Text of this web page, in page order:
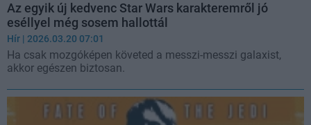
Az egyik új kedvenc Star Wars karakteremről jó
eséllyel még sosem hallottál
Hír | 2026.03.20 07:01
Ha csak mozgóképen követed a messzi-messzi galaxist,
akkor egészen biztosan.